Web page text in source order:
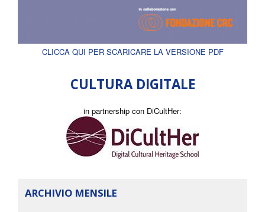
CLICCA QUI PER SCARICARE LA VERSIONE PDF
CULTURA DIGITALE
in partnership con DiCultHer:
ARCHIVIO MENSILE